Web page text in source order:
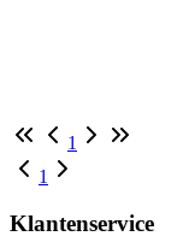
1
1
Klantenservice